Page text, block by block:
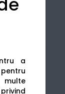
a
multe